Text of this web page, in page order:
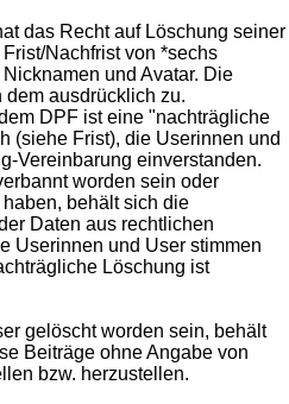
das Recht auf Löschung seiner
Nachfrist von *sechs
und Avatar. Die
ausdrücklich zu.
DPF ist eine "nachträgliche
(siehe Frist), die Userinnen und
Vereinbarung einverstanden.
worden sein oder
behält sich die
Daten aus rechtlichen
Userinnen und User stimmen
Löschung ist
gelöscht worden sein, behält
Beiträge ohne Angabe von
bzw. herzustellen.